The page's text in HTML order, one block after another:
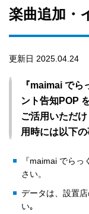
楽曲追加・
更新日 2025.04.24
『maimai で
ント告知POP
ご活用いただ
用時には以下の
『maimai でら
さい。
データは、設置
い｡